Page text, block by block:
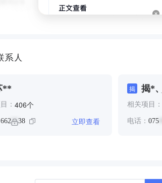
系人
**
： 406个
662**38 立即查看
揭
揭*
相关项目：
电话： 075